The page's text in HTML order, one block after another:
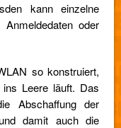
kann einzelne
oder
so konstruiert,
Leere läuft. Das
Abschaffung der
damit auch die